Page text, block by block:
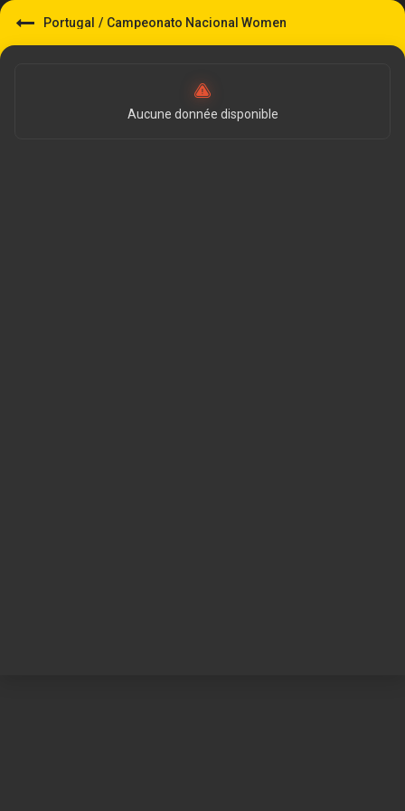
Portugal / Campeonato Nacional Women
Aucune donnée disponible